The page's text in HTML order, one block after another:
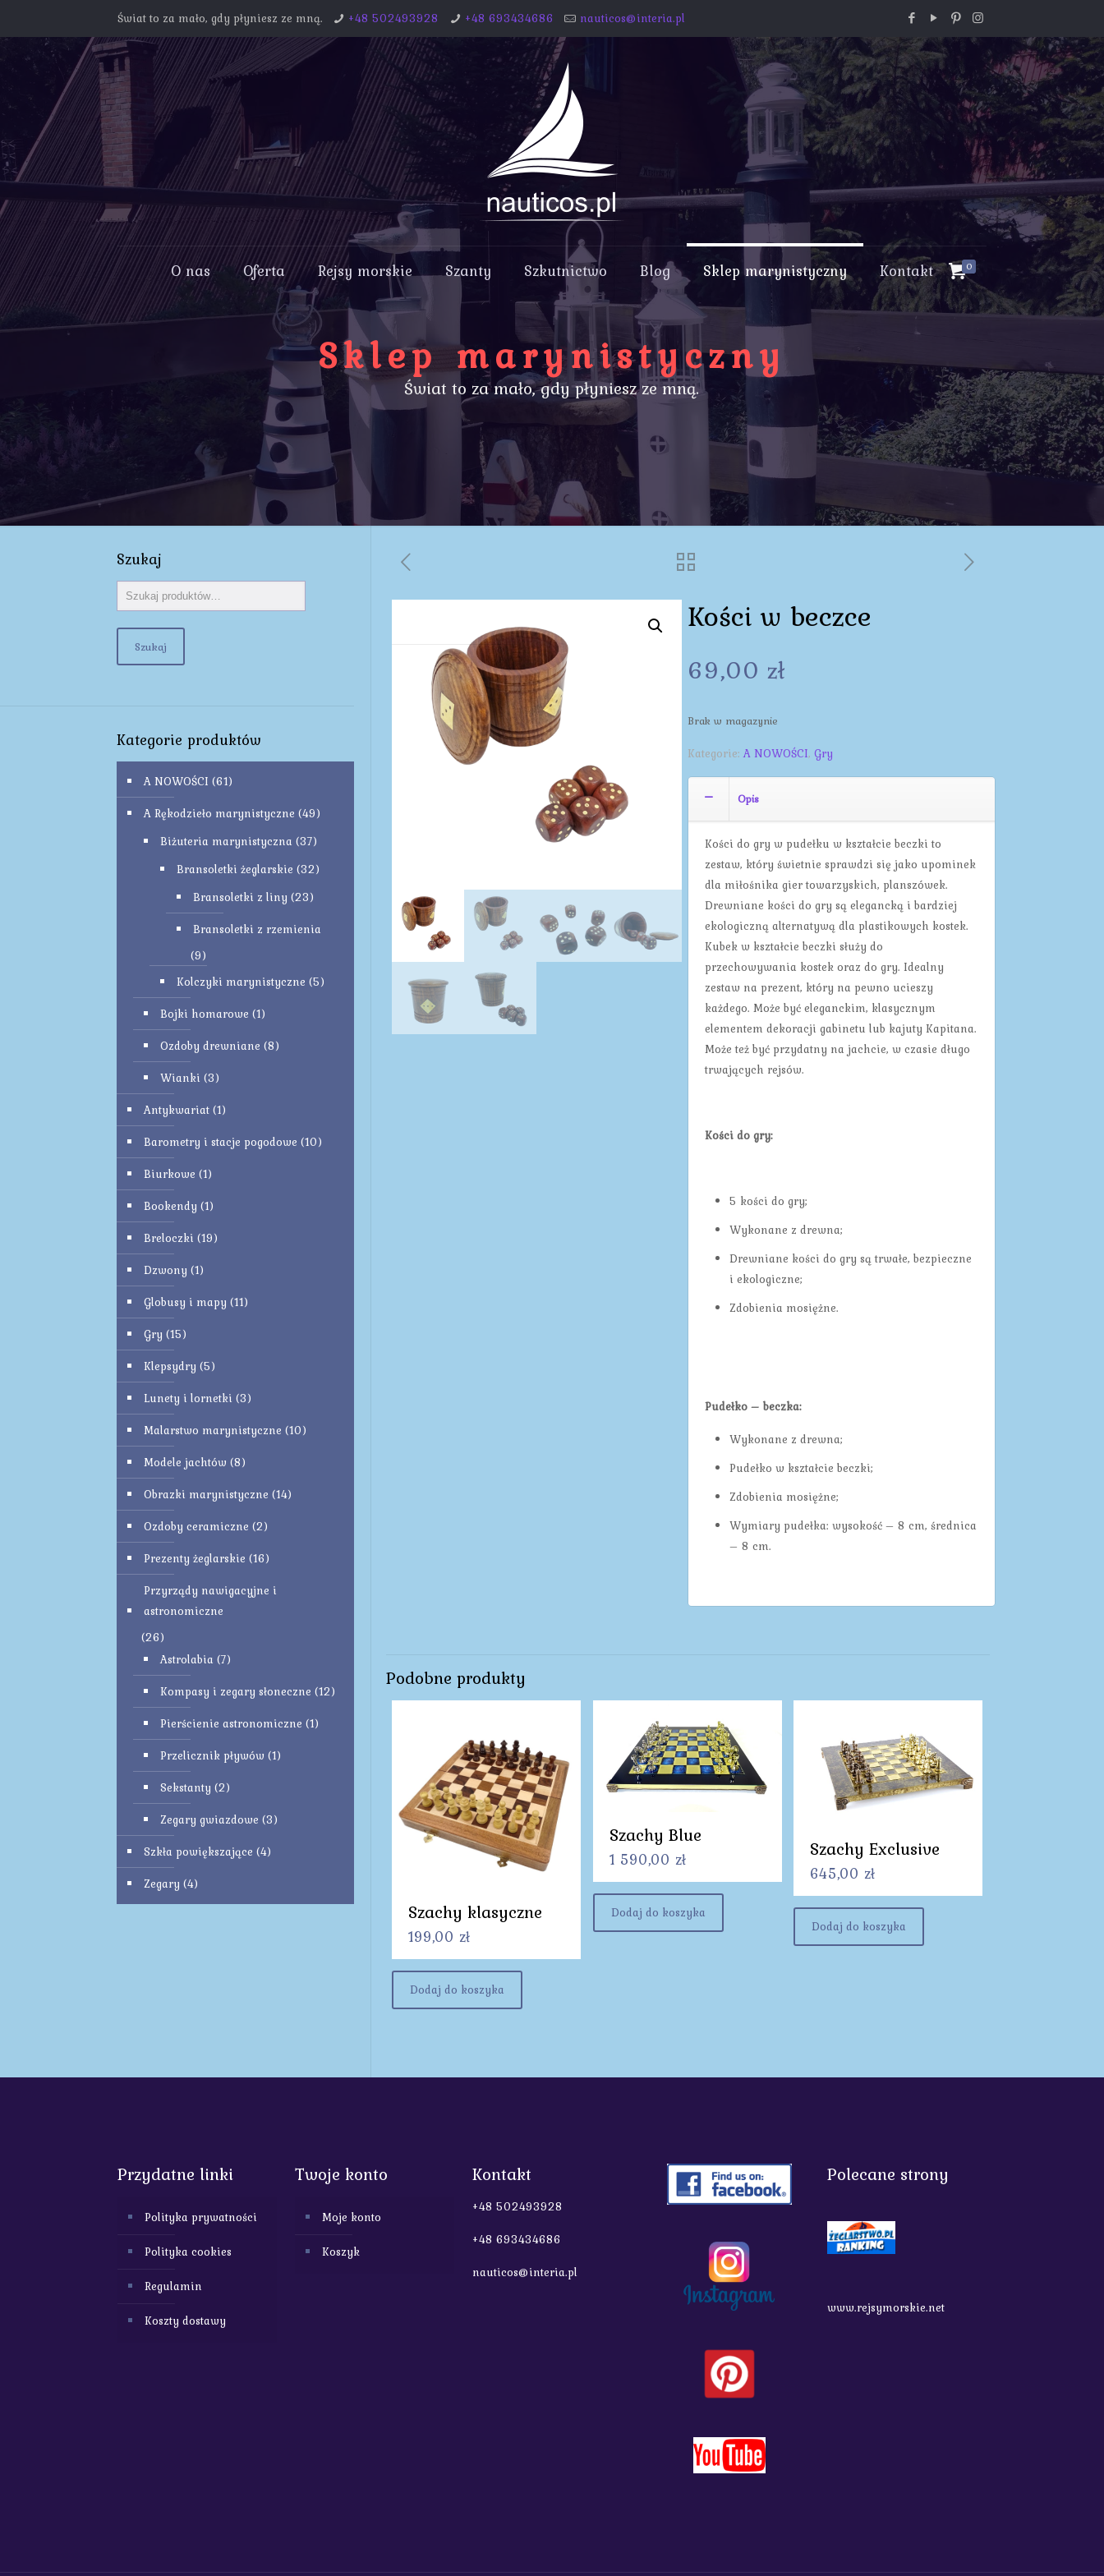
Świat to za mało, gdy płyniesz ze mną. +48 502493928 +48 693434686 nauticos@interia.pl
O nas Oferta Rejsy morskie Szanty Szkutnictwo Blog Sklep marynistyczny Kontakt 0
Sklep marynistyczny
Świat to za mało, gdy płyniesz ze mną.
Kości w beczce
69,00 zł
Brak w magazynie
Kategorie:A NOWOŚCI, Gry
Opis
Kości do gry w pudełku w kształcie beczki to
zestaw, który świetnie sprawdzi się jako upominek
dla miłośnika gier towarzyskich, planszówek.
Drewniane kości do gry są elegancką i bardziej
ekologiczną alternatywą dla plastikowych kostek.
Kubek w kształcie beczki służy do
przechowywania kostek oraz do gry. Idealny
zestaw na prezent, który na pewno ucieszy
każdego. Może być eleganckim, klasycznym
elementem dekoracji gabinetu lub kajuty Kapitana.
Może też być przydatny na jachcie, w czasie długo
trwających rejsów.
Kości do gry:
5 kości do gry;
Wykonane z drewna;
Drewniane kości do gry są trwałe, bezpieczne
i ekologiczne;
Zdobienia mosiężne.
Pudełko – beczka:
Wykonane z drewna;
Pudełko w kształcie beczki;
Zdobienia mosiężne;
Wymiary pudełka: wysokość – 8 cm, średnica
– 8 cm.
Podobne produkty
Szachy klasyczne
199,00 zł
Dodaj do koszyka
Szachy Blue
1 590,00 zł
Dodaj do koszyka
Szachy Exclusive
645,00 zł
Dodaj do koszyka
Szukaj
Szukaj
Kategorie produktów
A NOWOŚCI (61)
A Rękodzieło marynistyczne (49)
Biżuteria marynistyczna (37)
Bransoletki żeglarskie (32)
Bransoletki z liny (23)
Bransoletki z rzemienia
(9)
Kolczyki marynistyczne (5)
Bojki homarowe (1)
Ozdoby drewniane (8)
Wianki (3)
Antykwariat (1)
Barometry i stacje pogodowe (10)
Biurkowe (1)
Bookendy (1)
Breloczki (19)
Dzwony (1)
Globusy i mapy (11)
Gry (15)
Klepsydry (5)
Lunety i lornetki (3)
Malarstwo marynistyczne (10)
Modele jachtów (8)
Obrazki marynistyczne (14)
Ozdoby ceramiczne (2)
Prezenty żeglarskie (16)
Przyrządy nawigacyjne i
astronomiczne
(26)
Astrolabia (7)
Kompasy i zegary słoneczne (12)
Pierścienie astronomiczne (1)
Przelicznik pływów (1)
Sekstanty (2)
Zegary gwiazdowe (3)
Szkła powiększające (4)
Zegary (4)
Przydatne linki
Polityka prywatności
Polityka cookies
Regulamin
Koszty dostawy
Twoje konto
Moje konto
Koszyk
Kontakt
+48 502493928
+48 693434686
nauticos@interia.pl
Polecane strony
www.rejsymorskie.net